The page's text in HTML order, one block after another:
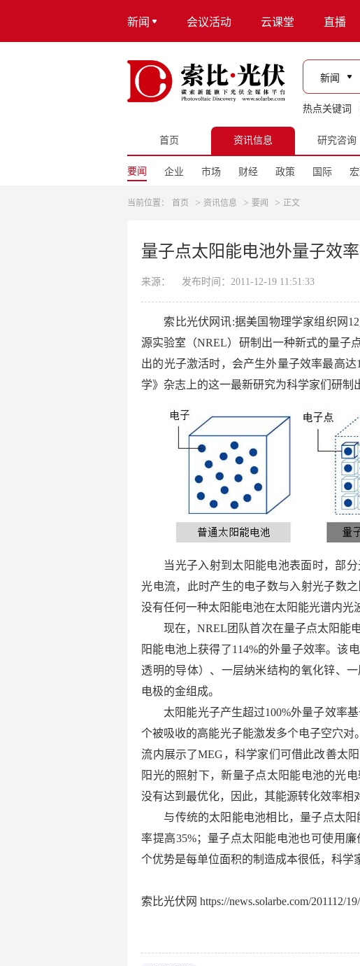
新闻 会议活动 云课堂 直播
新闻
热点关键词
首页 资讯信息 研究咨询
要闻 企业 市场 财经 政策 国际
当前位置： 首页 > 资讯信息 > 要闻 > 正文
量子点太阳能电池外量子效
来源： 发布时间：2011-12-19 11:51:33
索比光伏网讯:据美国物理学家组织网
源实验室（NREL）研制出一种新式的量子
出的光子激活时，会产生外量子效率最高
学》杂志上的这一最新研究为科学家们研制
当光子入射到太阳能电池表面时，部
光电流，此时产生的电子数与入射光子数
没有任何一种太阳能电池在太阳能光谱内光
现在，NREL团队首次在量子点太阳能
阳能电池上获得了114%的外量子效率。该
透明的导体）、一层纳米结构的氧化锌、
电极的金组成。
太阳能光子产生超过100%外量子效率
个被吸收的高能光子能激发多个电子空穴
流内展示了MEG，科学家们可借此改善太
阳光的照射下，新量子点太阳能电池的光
没有达到最优化，因此，其能源转化效率相
与传统的太阳能电池相比，量子点太
率提高35%；量子点太阳能电池也可使用
个优势是每单位面积的制造成本很低，科学
索比光伏网 https://news.solarbe.com/201112/